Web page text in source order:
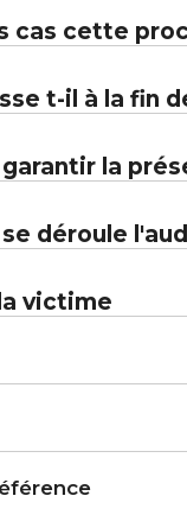
cas cette
t-il à la fin
la
déroule
victime